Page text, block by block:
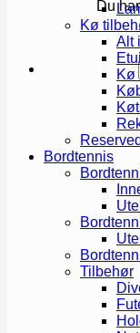
Du
Kø
Alt
Kø
Bordtennis
Tilbehør